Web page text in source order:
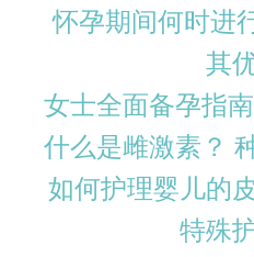
怀孕期间何时进
其
女士全面备孕指南
什么是雌激素？
如何护理婴儿的
特殊